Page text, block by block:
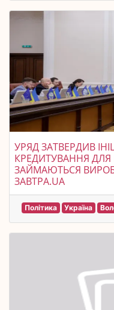
УРЯД ЗАТВЕРДИВ
КРЕДИТУВАННЯ
ЗАЙМАЮТЬСЯ
ЗАВТРА.UA
Політика Україна